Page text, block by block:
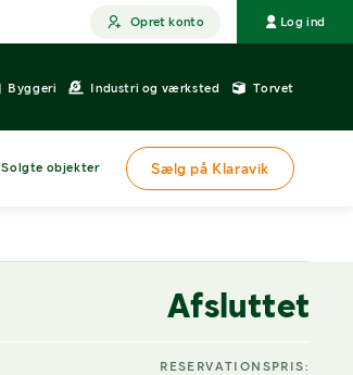
Opret konto Log ind
Byggeri Industri og værksted Torvet
Solgte objekter Sælg på Klaravik
Afsluttet
RESERVATIONSPRIS: